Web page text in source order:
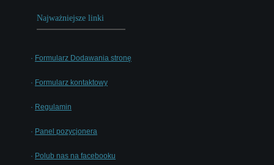
Najważniejsze linki
· Formularz Dodawania stronę
· Formularz kontaktowy
· Regulamin
· Panel pozycjonera
· Polub nas na facebooku